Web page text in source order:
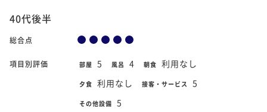
40代後半
総合点
項目別評価 部屋 5 風呂 4 朝食 利用なし
夕食 利用なし 接客・サービス 5
その他設備 5